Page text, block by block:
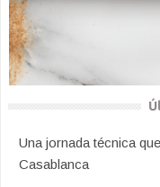
Una jornada técnica
Casablanca